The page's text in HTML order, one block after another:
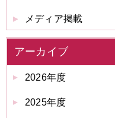
メディア掲載
アーカイブ
2026年度
2025年度